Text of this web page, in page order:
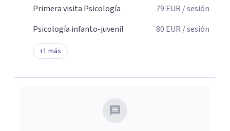
Primera visita Psicología 79 EUR / sesión
Psicología infanto-juvenil
80 EUR / sesión
+1 más